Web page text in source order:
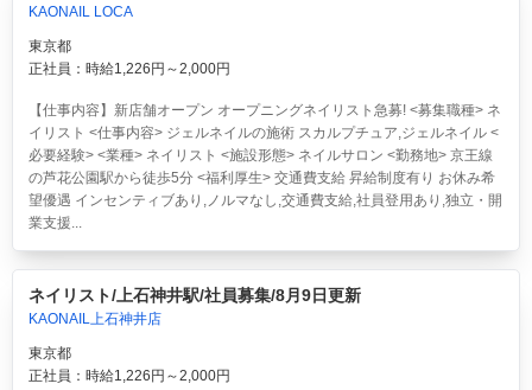
KAONAIL LOCA
東京都
正社員：時給1,226円～2,000円
【仕事内容】新店舗オープン オープニングネイリスト急募! <募集職種> ネ
イリスト <仕事内容> ジェルネイルの施術 スカルプチュア,ジェルネイル <
必要経験> <業種> ネイリスト <施設形態> ネイルサロン <勤務地> 京王線
の芦花公園駅から徒歩5分 <福利厚生> 交通費支給 昇給制度有り お休み希
望優遇 インセンティブあり,ノルマなし,交通費支給,社員登用あり,独立・開
業支援...
ネイリスト/上石神井駅/社員募集/8月9日更新
KAONAIL上石神井店
東京都
正社員：時給1,226円～2,000円